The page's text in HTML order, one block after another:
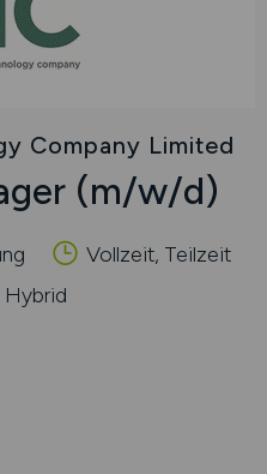
Company Limited
(m/w/d)
Vollzeit, Teilzeit